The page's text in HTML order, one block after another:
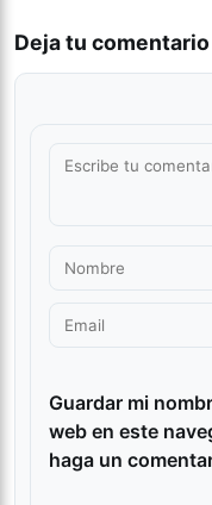
Deja tu comentario
Guardar mi
web en este
haga un